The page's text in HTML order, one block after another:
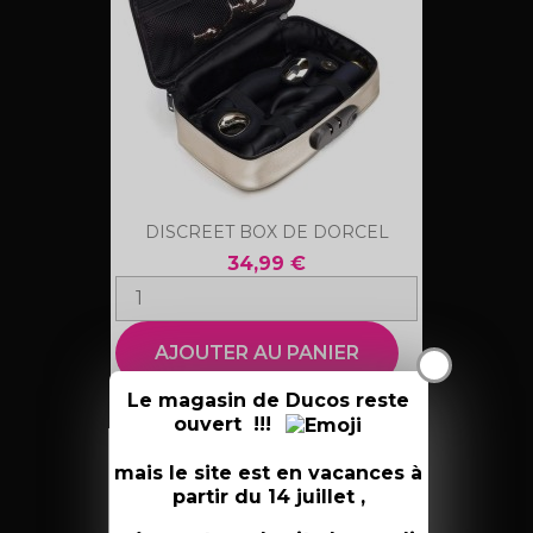
X
Le magasin de Ducos reste
ouvert !!!
mais le site est en vacances à
partir du 14 juillet ,
DISCREET BOX DE DORCEL
34,99 €
AJOUTER AU PANIER
favorite_border